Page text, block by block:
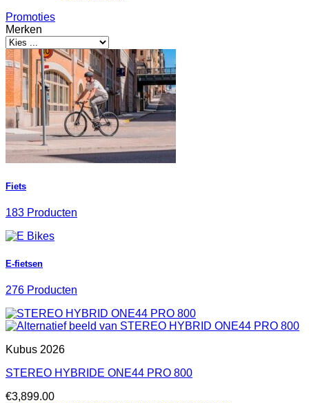
Promoties
Merken
Fiets
183 Producten
E-fietsen
276 Producten
Kubus 2026
STEREO HYBRIDE ONE44 PRO 800
€3,899.00